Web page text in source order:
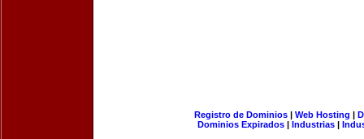
Registro de Dominios| Web Hosting |
Dominios Expirados | Industrias |